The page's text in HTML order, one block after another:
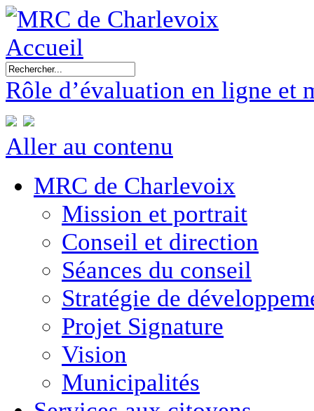
Accueil
Rôle d’évaluation en ligne et
Aller au contenu
MRC de Charlevoix
Mission et portrait
Conseil et direction
Séances du conseil
Stratégie de
Projet Signature
Vision
Municipalités